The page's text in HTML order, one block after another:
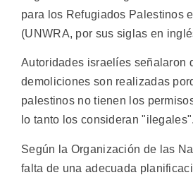
para los Refugiados Palestinos
(UNWRA, por sus siglas en
Autoridades israelíes señalaron
demoliciones son realizadas
palestinos no tienen los
lo tanto los consideran "ilegales".
Según la Organización de las
falta de una adecuada